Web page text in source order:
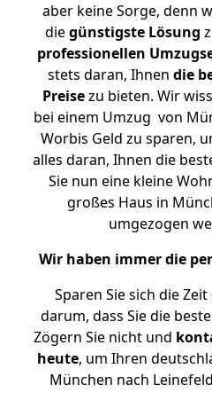
aber keine Sorge, denn
diegünstigste Lösung
professionellen
stets daran, Ihnen die
Preisezu bieten. Wir
bei einem Umzug von
Worbis Geld zu sparen,
alles daran, Ihnen die
Sie nun eine kleine
großes Haus in
umgezogen
Wir haben immer die
Sparen Sie sich die
darum, dass Sie die
Zögern Sie nicht und
heute, um Ihren
München nach